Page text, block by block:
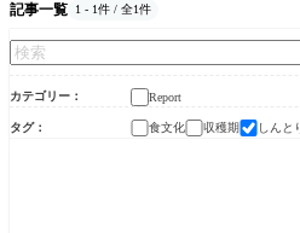
記事一覧 1 - 1件 / 全1件
カテゴリー Report
タグ 食文化 収穫期 しんと